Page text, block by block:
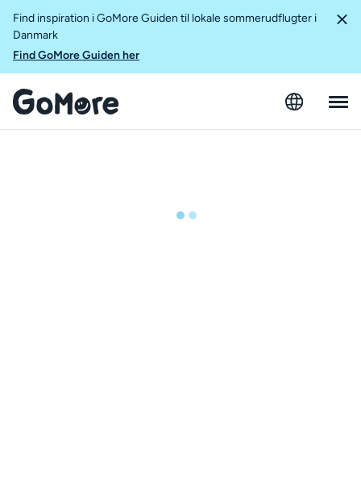
Find inspiration i GoMore Guiden til lokale sommerudflugter i
Danmark
Find GoMore Guiden her